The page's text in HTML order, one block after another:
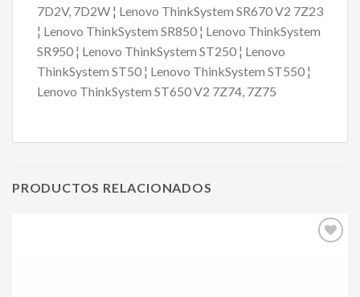
7D2V, 7D2W ¦ Lenovo ThinkSystem SR670 V2 7Z23
¦ Lenovo ThinkSystem SR850 ¦ Lenovo ThinkSystem
SR950 ¦ Lenovo ThinkSystem ST250 ¦ Lenovo
ThinkSystem ST50 ¦ Lenovo ThinkSystem ST550 ¦
Lenovo ThinkSystem ST650 V2 7Z74, 7Z75
PRODUCTOS RELACIONADOS